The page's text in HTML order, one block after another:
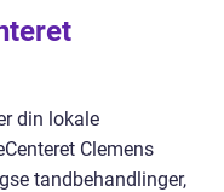
din lokale
Clemens
tandbehandlinger,